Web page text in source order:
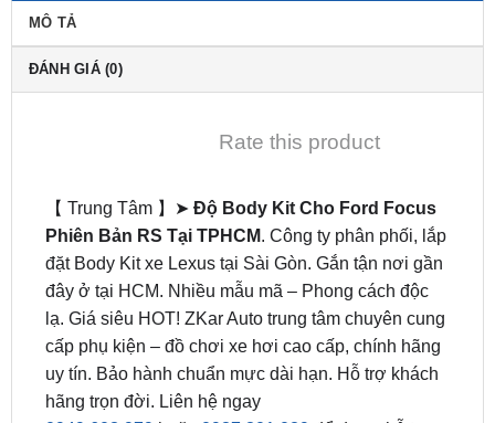
Rate this product
【 Trung Tâm 】➤Độ Body Kit Cho Ford Focus
Phiên Bản RS Tại TPHCM. Công ty phân phối, lắp
đặt Body Kit xe Lexus tại Sài Gòn. Gắn tận nơi gần
đây ở tại HCM. Nhiều mẫu mã – Phong cách độc
lạ. Giá siêu HOT! ZKar Auto trung tâm chuyên cung